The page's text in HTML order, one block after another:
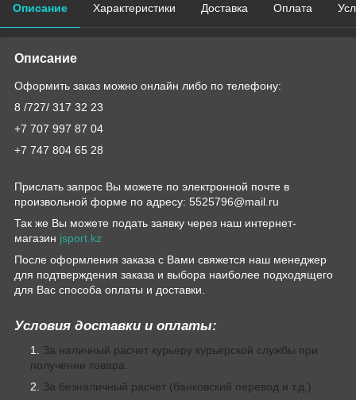
Описание Характеристики Доставка Оплата
Описание
Оформить заказ можно онлайн либо по телефону:
8 /727/ 317 32 23
+7 707 997 87 04
+7 747 804 65 28
Прислать запрос Вы можете по электронной почте в
произвольной форме по адресу: 5525796@mail.ru
Так же Вы можете подать заявку через наш интернет-
магазин jsport.kz
После оформления заказа с Вами свяжется наш менеджер
для подтверждения заказа и выбора наиболее подходящего
для Вас способа оплаты и доставки.
Условия доставки и оплаты:
За наличный расчет курьеру курьерской службы при
получении товара.
За безналичный расчет (банковский перевод и т.д.)